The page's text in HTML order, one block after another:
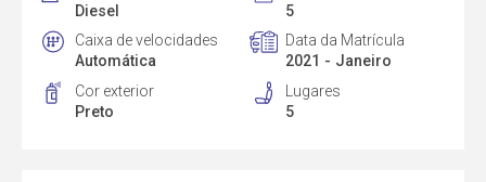
Diesel
5
Caixa de velocidades
Automática
Data da Matrícula
2021 - Janeiro
Cor exterior
Preto
Lugares
5